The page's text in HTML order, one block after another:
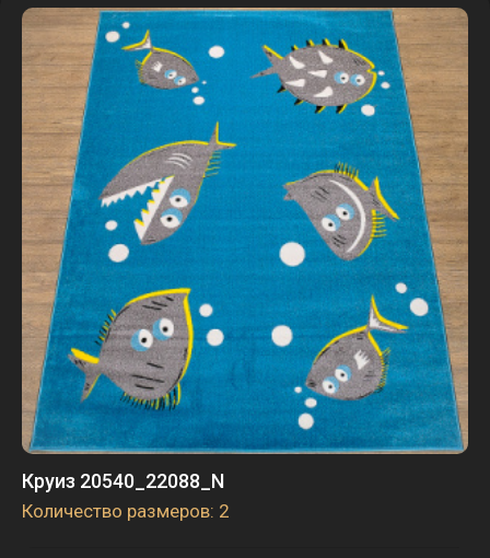
Круиз 20540_22088_N
Количество размеров: 2